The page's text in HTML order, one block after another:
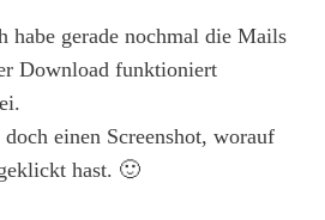
gerade nochmal die Mails
Download funktioniert
doch einen Screenshot, worauf
hast. 🙂